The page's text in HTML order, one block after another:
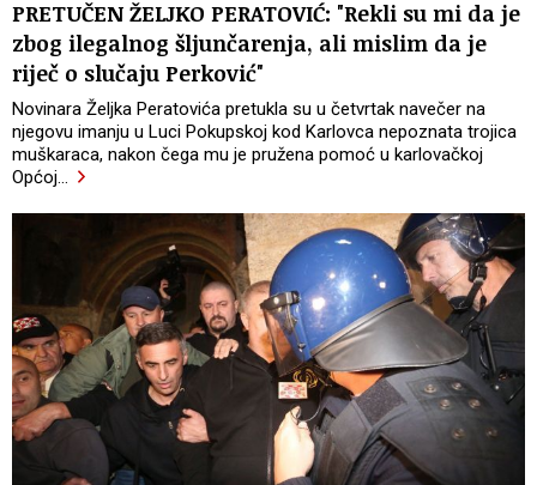
PRETUČEN ŽELJKO PERATOVIĆ: "Rekli su mi da je
zbog ilegalnog šljunčarenja, ali mislim da je
riječ o slučaju Perković"
Novinara Željka Peratovića pretukla su u četvrtak navečer na
njegovu imanju u Luci Pokupskoj kod Karlovca nepoznata trojica
muškaraca, nakon čega mu je pružena pomoć u karlovačkoj
Općoj…